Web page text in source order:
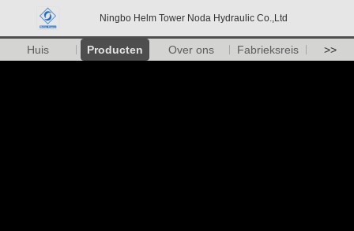
Ningbo Helm Tower Noda Hydraulic Co.,Ltd
Huis Producten Over ons Fabrieksreis >>